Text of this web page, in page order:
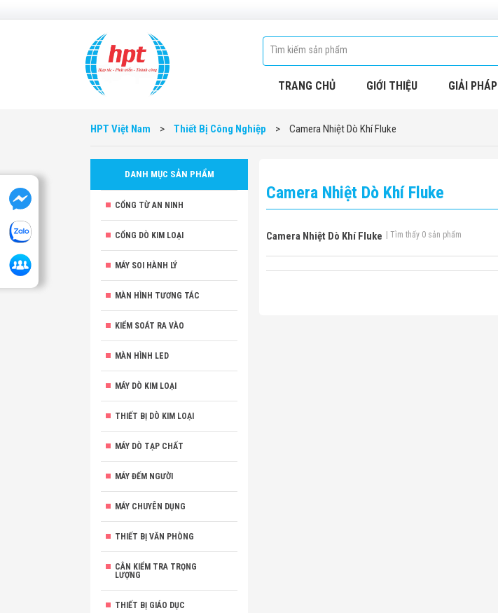
TRANG CHỦ GIỚI THIỆU GIẢI PHÁP
HPT Việt Nam > Thiết Bị Công Nghiệp > Camera Nhiệt Dò Khí Fluke
DANH MỤC SẢN PHẨM
CỔNG TỪ AN NINH
CỔNG DÒ KIM LOẠI
MÁY SOI HÀNH LÝ
MÀN HÌNH TƯƠNG TÁC
KIỂM SOÁT RA VÀO
MÀN HÌNH LED
MÁY DÒ KIM LOẠI
THIẾT BỊ DÒ KIM LOẠI
MÁY DÒ TẠP CHẤT
MÁY ĐẾM NGƯỜI
MÁY CHUYÊN DỤNG
THIẾT BỊ VĂN PHÒNG
CÂN KIỂM TRA TRỌNG
LƯỢNG
THIẾT BỊ GIÁO DỤC
Camera Nhiệt Dò Khí Fluke
Camera Nhiệt Dò Khí Fluke | Tìm thấy 0 sản phẩm